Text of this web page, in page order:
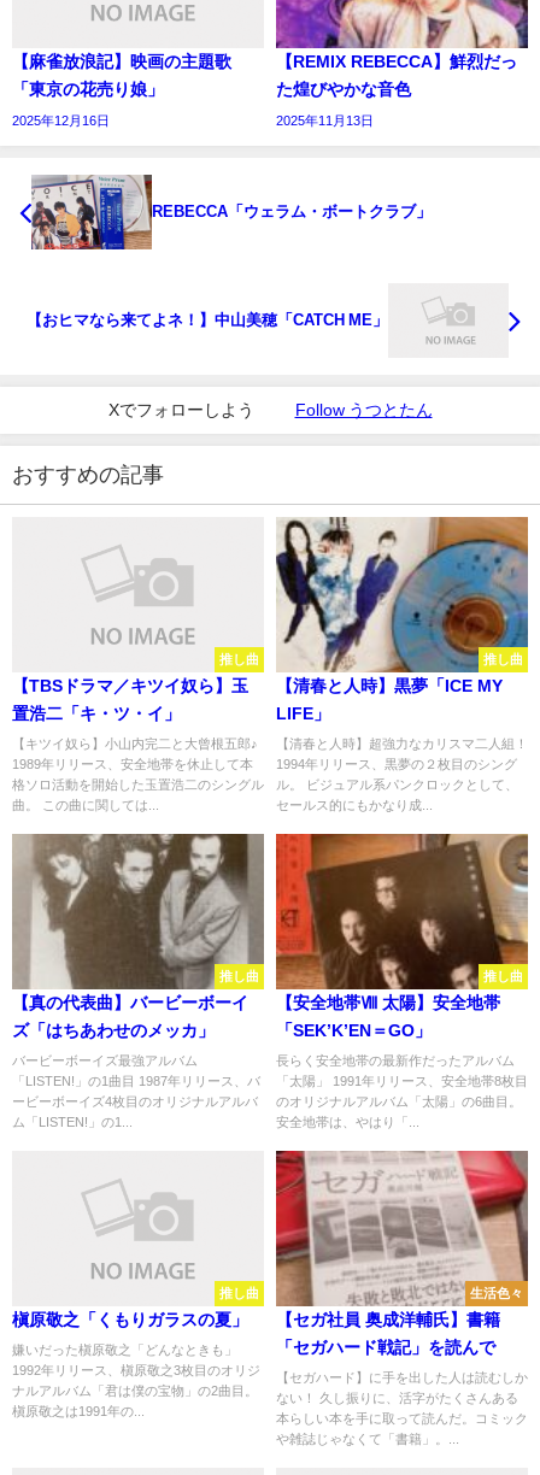
【麻雀放浪記】映画の主題歌
「東京の花売り娘」
2025年12月16日
【REMIX REBECCA】鮮烈だっ
た煌びやかな音色
2025年11月13日
REBECCA「ウェラム・ボートクラブ」
【おヒマなら来てよネ！】中山美穂「CATCH ME」
Xでフォローしよう Follow うつとたん
おすすめの記事
推し曲
【TBSドラマ／キツイ奴ら】玉
置浩二「キ・ツ・イ」
【キツイ奴ら】小山内完二と大曾根五郎♪
1989年リリース、安全地帯を休止して本
格ソロ活動を開始した玉置浩二のシングル
曲。 この曲に関しては...
推し曲
【清春と人時】黒夢「ICE MY
LIFE」
【清春と人時】超強力なカリスマ二人組！
1994年リリース、黒夢の２枚目のシング
ル。 ビジュアル系パンクロックとして、
セールス的にもかなり成...
推し曲
【真の代表曲】バービーボーイ
ズ「はちあわせのメッカ」
バービーボーイズ最強アルバム
「LISTEN!」の1曲目 1987年リリース、バ
ービーボーイズ4枚目のオリジナルアルバ
ム「LISTEN!」の1...
推し曲
【安全地帯Ⅷ 太陽】安全地帯
「SEK’K’EN＝GO」
長らく安全地帯の最新作だったアルバム
「太陽」 1991年リリース、安全地帯8枚目
のオリジナルアルバム「太陽」の6曲目。
安全地帯は、やはり「...
推し曲
槇原敬之「くもりガラスの夏」
嫌いだった槇原敬之「どんなときも」
1992年リリース、槇原敬之3枚目のオリジ
ナルアルバム「君は僕の宝物」の2曲目。
槇原敬之は1991年の...
生活色々
【セガ社員 奥成洋輔氏】書籍
「セガハード戦記」を読んで
【セガハード】に手を出した人は読むしか
ない！ 久し振りに、活字がたくさんある
本らしい本を手に取って読んだ。コミック
や雑誌じゃなくて「書籍」。...